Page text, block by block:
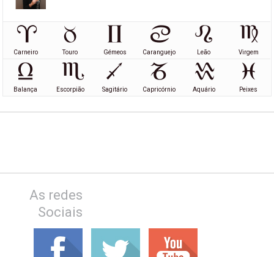
Carneiro Touro Gémeos Caranguejo Leão Virgem
Balança Escorpião Sagitário Capricórnio Aquário Peixes
As redes
Sociais